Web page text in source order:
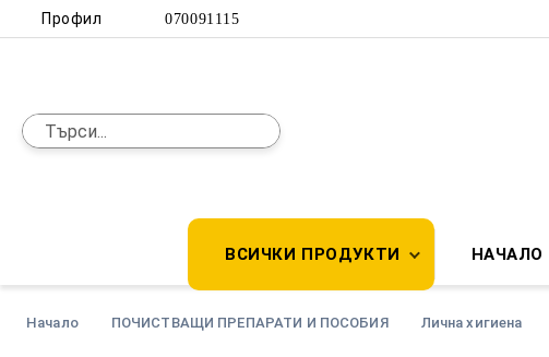
Профил 070091115
ВСИЧКИ ПРОДУКТИ НАЧАЛО
Начало ПОЧИСТВАЩИ ПРЕПАРАТИ И ПОСОБИЯ Лична хигиена